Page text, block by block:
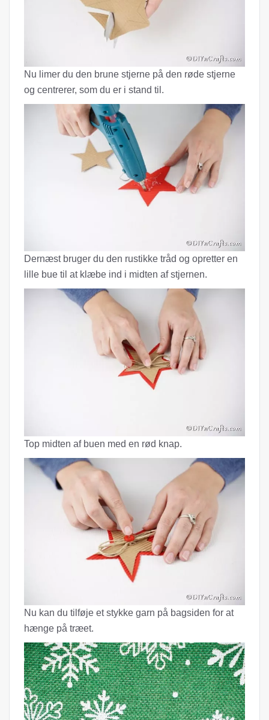
Nu limer du den brune stjerne på den røde stjerne
og centrerer, som du er i stand til.
Dernæst bruger du den rustikke tråd og opretter en
lille bue til at klæbe ind i midten af ​​stjernen.
Top midten af ​​buen med en rød knap.
Nu kan du tilføje et stykke garn på bagsiden for at
hænge på træet.